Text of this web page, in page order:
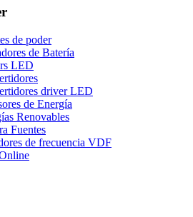
de poder
de Batería
LED
driver LED
de Energía
Renovables
Fuentes
de frecuencia VDF